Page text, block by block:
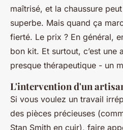
maîtrisé, et la chaussure
superbe. Mais quand ça
fierté. Le prix ? En général,
bon kit. Et surtout, c’est une
presque thérapeutique - un
L'intervention d'un
Si vous voulez un travail
des pièces précieuses
Stan Smith en cuir), faire